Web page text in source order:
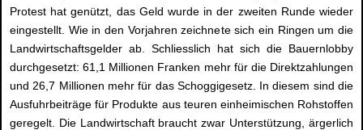
Protest hat genützt, das Geld wurde in der zweiten Runde wieder
eingestellt. Wie in den Vorjahren zeichnete sich ein Ringen um die
Landwirtschaftsgelder ab. Schliesslich hat sich die Bauernlobby
durchgesetzt: 61,1 Millionen Franken mehr für die Direktzahlungen
und 26,7 Millionen mehr für das Schoggigesetz. In diesem sind die
Ausfuhrbeiträge für Produkte aus teuren einheimischen Rohstoffen
geregelt. Die Landwirtschaft braucht zwar Unterstützung, ärgerlich